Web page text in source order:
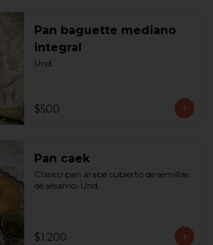
Pan baguette mediano
integral
Und.
$500
Pan caek
Clásico pan árabe cubierto de semillas
de sésamo. Und.
$1.200